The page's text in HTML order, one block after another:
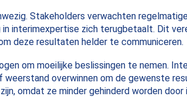
Stakeholders verwachten
interimexpertise zich terugbetaalt. Dit
deze resultaten helder te communiceren.
om moeilijke beslissingen te nemen.
weerstand overwinnen om de gewenste
omdat ze minder gehinderd worden